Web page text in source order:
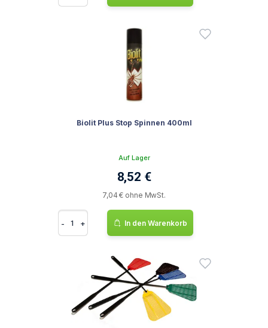
Biolit Plus Stop Spinnen 400ml
Auf Lager
8,52 €
7,04 € ohne MwSt.
- + In den Warenkorb